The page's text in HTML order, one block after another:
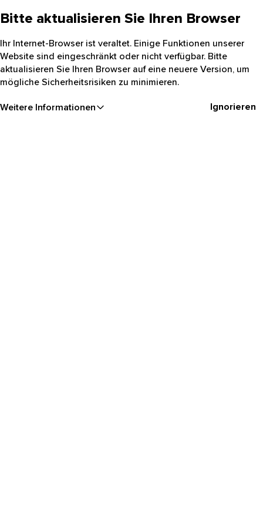
Bitte aktualisieren Sie Ihren Browser
Ihr Internet-Browser ist veraltet. Einige Funktionen unserer
Website sind eingeschränkt oder nicht verfügbar. Bitte
aktualisieren Sie Ihren Browser auf eine neuere Version, um
mögliche Sicherheitsrisiken zu minimieren.
Weitere Informationen Ignorieren